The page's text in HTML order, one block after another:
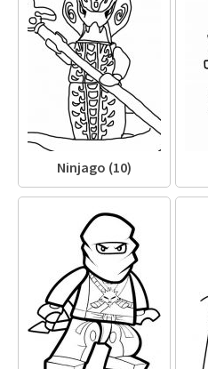
Ninjago (10)